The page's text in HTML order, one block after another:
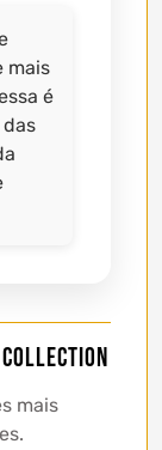
mais
é
Collection
mais